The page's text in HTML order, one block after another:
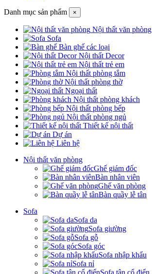
Danh mục sản phẩm ×
Nội thất văn phòng
Sofa
Bàn ghế các loại
Nội thất Decor
Nội thất trẻ em
Nội thất phòng tắm
Nội thất phòng thờ
Ngoại thất
Nội thất phòng khách
Nội thất phòng bếp
Nội thất phòng ngủ
Thiết kế nội thất
Dự án
Liên hệ
Nội thất văn phòng
Ghế giám đốc
Bàn nhân viên
Ghế văn phòng
Bàn quầy lễ tân
Sofa
Sofa da
Sofa giường
Sofa gỗ
Sofa góc
Sofa nhập khẩu
Sofa nỉ